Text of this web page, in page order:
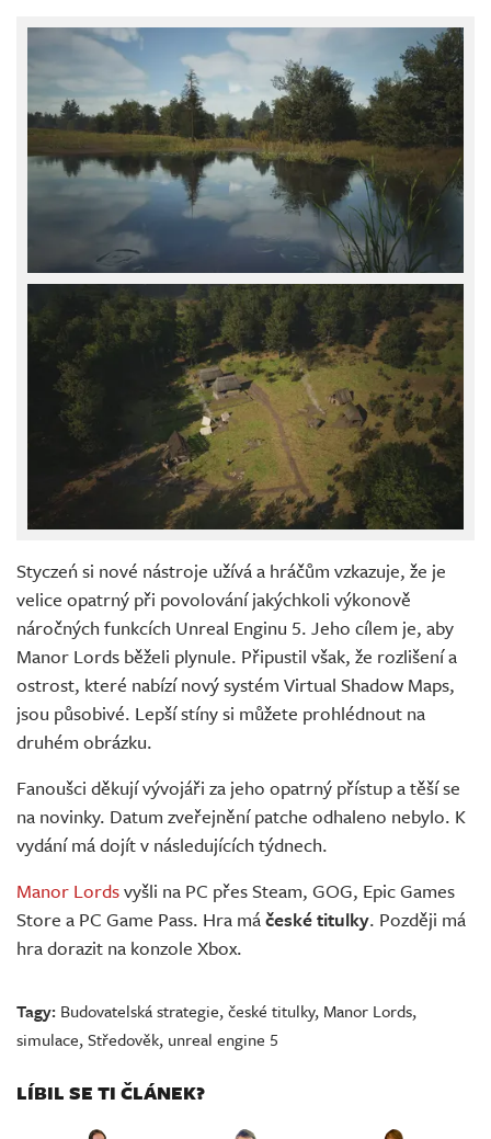
Styczeń si nové nástroje užívá a hráčům vzkazuje, že je
velice opatrný při povolování jakýchkoli výkonově
náročných funkcích Unreal Enginu 5. Jeho cílem je, aby
Manor Lords běželi plynule. Připustil však, že rozlišení a
ostrost, které nabízí nový systém Virtual Shadow Maps,
jsou působivé. Lepší stíny si můžete prohlédnout na
druhém obrázku.
Fanoušci děkují vývojáři za jeho opatrný přístup a těší se
na novinky. Datum zveřejnění patche odhaleno nebylo. K
vydání má dojít v následujících týdnech.
Manor Lordsvyšli na PC přes Steam, GOG, Epic Games
Store a PC Game Pass. Hra máčeské titulky. Později má
hra dorazit na konzole Xbox.
Tagy: Budovatelská strategie,české titulky, Manor Lords,
simulace,Středověk, unreal engine 5
LÍBIL SE TI ČLÁNEK?